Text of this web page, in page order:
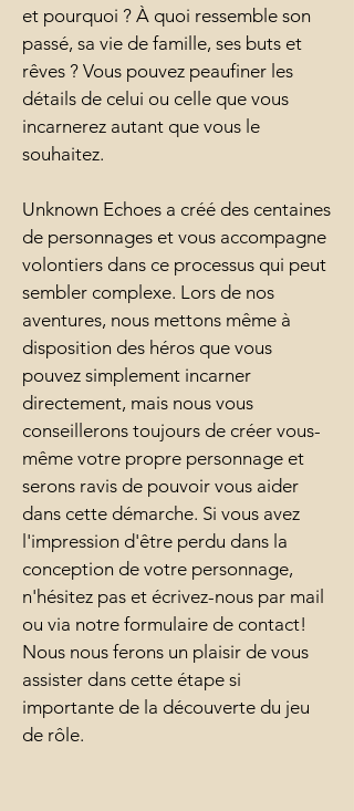
et pourquoi ? À quoi ressemble son
passé, sa vie de famille, ses buts et
rêves ? Vous pouvez peaufiner les
détails de celui ou celle que vous
incarnerez autant que vous le
souhaitez.
Unknown Echoes a créé des centaines
de personnages et vous accompagne
volontiers dans ce processus qui peut
sembler complexe. Lors de nos
aventures, nous mettons même à
disposition des héros que vous
pouvez simplement incarner
directement, mais nous vous
conseillerons toujours de créer vous-
même votre propre personnage et
serons ravis de pouvoir vous aider
dans cette démarche. Si vous avez
l'impression d'être perdu dans la
conception de votre personnage,
n'hésitez pas et écrivez-nous par mail
ou via notre formulaire de contact!
Nous nous ferons un plaisir de vous
assister dans cette étape si
importante de la découverte du jeu
de rôle.